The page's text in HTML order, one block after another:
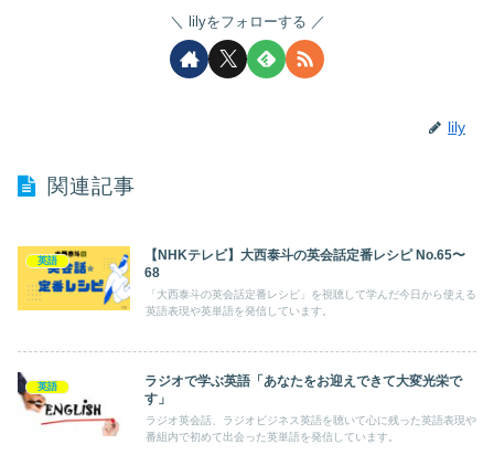
lilyをフォローする
lily
関連記事
英語
【NHKテレビ】大西泰斗の英会話定番レシピ No.65〜
68
「大西泰斗の英会話定番レシピ」を視聴して学んだ今日から使える
英語表現や英単語を発信しています。
英語
ラジオで学ぶ英語「あなたをお迎えできて大変光栄で
す」
ラジオ英会話、ラジオビジネス英語を聴いて心に残った英語表現や
番組内で初めて出会った英単語を発信しています。